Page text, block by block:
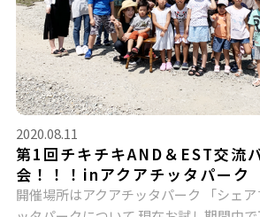
2020.08.11
第1回チキチキAND＆EST交流
会！！！inアクアチッタパーク
開催場所はアクアチッタパーク 「シェ